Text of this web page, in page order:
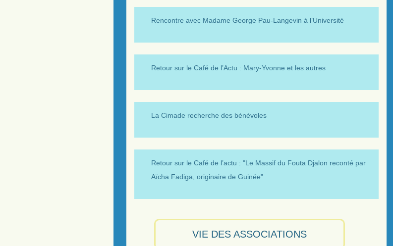
Rencontre avec Madame George Pau-Langevin à l’Université
Retour sur le Café de l’Actu : Mary-Yvonne et les autres
La Cimade recherche des bénévoles
Retour sur le Café de l’actu : "Le Massif du Fouta Djalon reconté par
Aïcha Fadiga, originaire de Guinée"
VIE DES ASSOCIATIONS